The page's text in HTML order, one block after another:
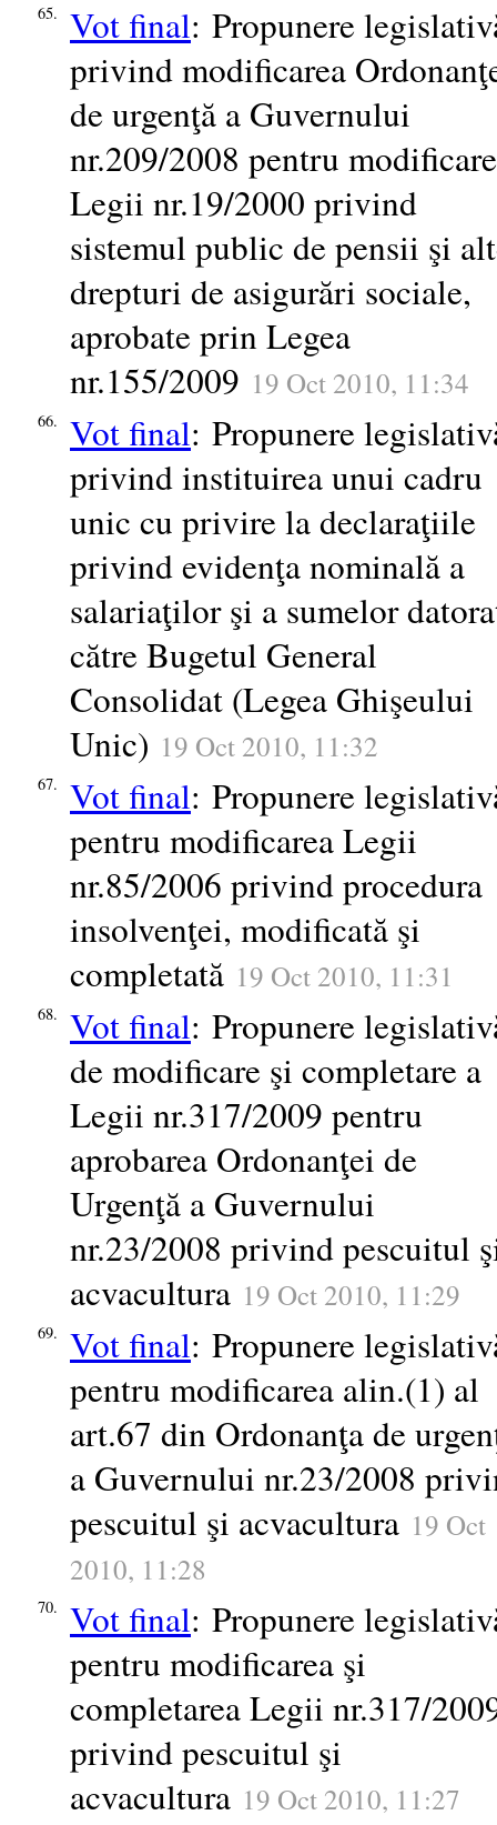
65. Vot final: Propunere
privind modificarea
de urgenţă a Guvernului
nr.209/2008 pentru
Legii nr.19/2000 privind
sistemul public de pensii şi
drepturi de asigurări sociale,
aprobate prin Legea
nr.155/2009 19 Oct 2010, 11:34
66. Vot final: Propunere
privind instituirea unui cadru
unic cu privire la declaraţiile
privind evidenţa nominală a
salariaţilor şi a sumelor
către Bugetul General
Consolidat (Legea Ghişeului
Unic) 19 Oct 2010, 11:32
67. Vot final: Propunere
pentru modificarea Legii
nr.85/2006 privind procedura
insolvenţei, modificată şi
completată 19 Oct 2010, 11:31
68. Vot final: Propunere
de modificare şi completare a
Legii nr.317/2009 pentru
aprobarea Ordonanţei de
Urgenţă a Guvernului
nr.23/2008 privind pescuitul
acvacultura 19 Oct 2010, 11:29
69. Vot final: Propunere
pentru modificarea alin.(1) al
art.67 din Ordonanţa de
a Guvernului nr.23/2008
pescuitul şi acvacultura 19 Oct
2010, 11:28
70. Vot final: Propunere
pentru modificarea şi
completarea Legii nr.317/
privind pescuitul şi
acvacultura 19 Oct 2010, 11:27